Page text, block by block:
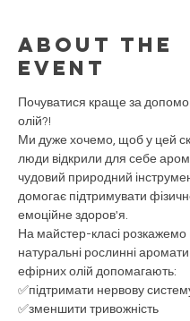
About the
event
Почуватися краще за
олій?!
Ми дуже хочемо, щоб у цей
люди відкрили для себе
чудовий природний
домогає підтримувати
емоційне здоров'я.
На майстер-класі розкажемо
натуральні рослинні
ефірних олій допомагають:
✅підтримати нервову
✅зменшити тривожність